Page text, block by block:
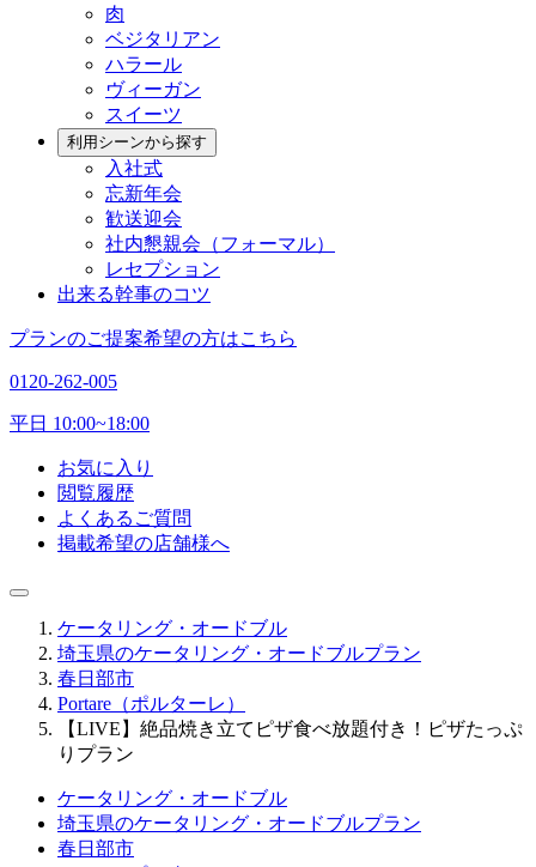
肉
ベジタリアン
ハラール
ヴィーガン
スイーツ
利用シーンから探す
入社式
忘新年会
歓送迎会
社内懇親会（フォーマル）
レセプション
出来る幹事のコツ
プランのご提案希望の方はこちら
0120-262-005
平日 10:00~18:00
お気に入り
閲覧履歴
よくあるご質問
掲載希望の店舗様へ
ケータリング・オードブル
埼玉県のケータリング・オードブルプラン
春日部市
Portare（ポルターレ）
【LIVE】絶品焼き立てピザ食べ放題付き！ピザたっぷ
りプラン
ケータリング・オードブル
埼玉県のケータリング・オードブルプラン
春日部市